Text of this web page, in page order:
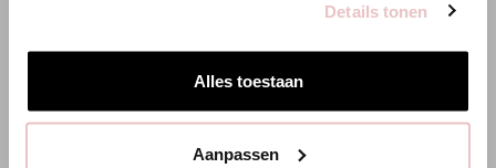
Details tonen
Alles toestaan
Aanpassen